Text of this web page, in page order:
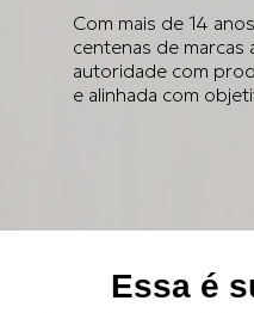
Com mais de 14
centenas de marcas
autoridade com
e alinhada com
Essa é